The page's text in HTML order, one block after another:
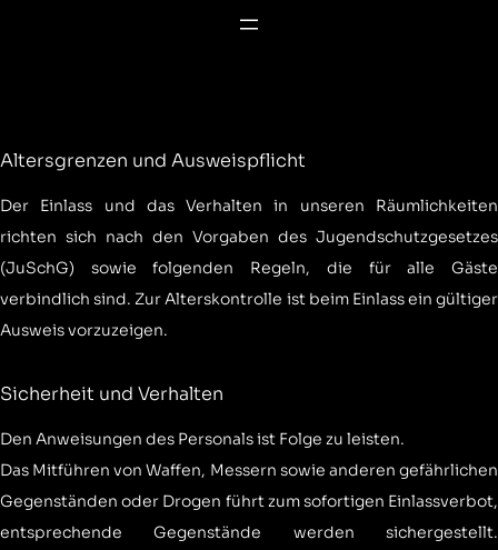
Altersgrenzen und Ausweispflicht
Der Einlass und das Verhalten in unseren Räumlichkeiten
richten sich nach den Vorgaben des Jugendschutzgesetzes
(JuSchG) sowie folgenden Regeln, die für alle Gäste
verbindlich sind. Zur Alterskontrolle ist beim Einlass ein gültiger
Ausweis vorzuzeigen.
Sicherheit und Verhalten
Den Anweisungen des Personals ist Folge zu leisten.
Das Mitführen von Waffen, Messern sowie anderen gefährlichen
Gegenständen oder Drogen führt zum sofortigen Einlassverbot,
entsprechende Gegenstände werden sichergestellt.